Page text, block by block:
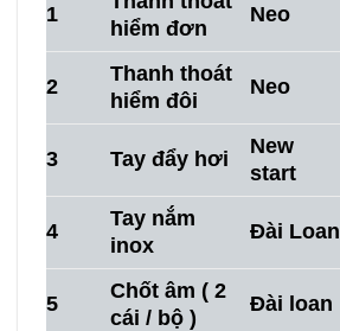
1
hiểm đơn
Neo
2
Thanh thoát
hiểm đôi
Neo
3 Tay đẩy hơi
New
start
4
Tay nắm
inox
Đài Loan
5
Chốt âm ( 2
cái / bộ )
Đài loan